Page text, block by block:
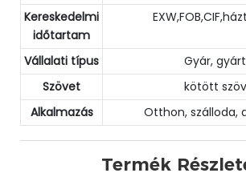
Kereskedelmi
időtartam
Vállalati típus
Gyár,
Szövet
kötött
Alkalmazás
Otthon, szálloda,
Termék